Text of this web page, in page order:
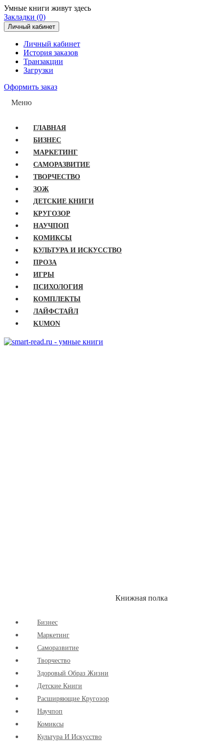
Умные книги живут здесь
Закладки (0)
Личный кабинет
Личный кабинет
История заказов
Транзакции
Загрузки
Оформить заказ
Меню
ГЛАВНАЯ
БИЗНЕС
МАРКЕТИНГ
САМОРАЗВИТИЕ
ТВОРЧЕСТВО
ЗОЖ
ДЕТСКИЕ КНИГИ
КРУГОЗОР
НАУЧПОП
КОМИКСЫ
КУЛЬТУРА И ИСКУССТВО
ПРОЗА
ИГРЫ
ПСИХОЛОГИЯ
КОМПЛЕКТЫ
ЛАЙФСТАЙЛ
KUMON
Книжная полка
Бизнес
Маркетинг
Cаморазвитие
Творчество
Здоровый Образ Жизни
Детские Книги
Расширяющие Кругозор
Научпоп
Комиксы
Культура И Искусство